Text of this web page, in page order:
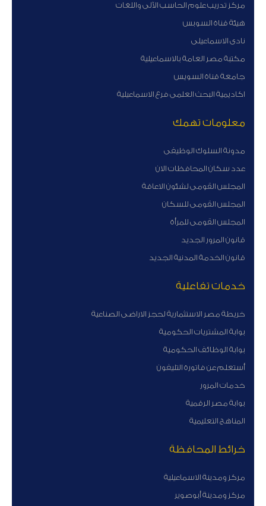
مركز تدريب علوم الحاسب الآلى واللغات
هيئة قناة السوبس
نادى الاسماعيلى
مكتبة مصر العامة بالاسماعيلية
جامعة قناة السويس
اكاديمية البحث العلمى فرع الاسماعيلية
معلومات تهمك
مدونة السلوك الوظيفى
عدد سكان المحافظات الان
المجلس القومى لشئون الاعاقة
المجلس القومى للسكان
المجلس القومى للمرأة
قانون المرور الجديد
قانون الخدمة المدنية الجديد
خدمات تفاعلية
خريطة مصر الاستثمارية لحجز الاراضى الصناعية
بوابة المشتريات الحكومية
بوابة الوظائف الحكومية
أستعلم عن فاتورة التليفون
خدمات المرور
بوابة مصر الرقمية
المناهج التعليمية
خرائط المحافظة
مركز ومدينة الاسماعيلية
مركز ومدينة أبوصوير